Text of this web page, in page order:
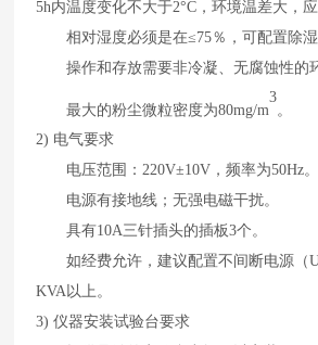
5h内温度变化不大于2°C ，环境温差大，
相对湿度必须是在≤75％，可配置除湿
操作和存放需要非冷凝、无腐蚀性的
最大的粉尘微粒密度为80mg/m
3
。
2) 电气要求
电压范围：220V±10V ，频率为50Hz。
电源有接地线；无强电磁干扰。
具有10A三针插头的插板3个。
如经费允许，建议配置不间断电源（
KVA以上。
3)仪器安装试验台要求